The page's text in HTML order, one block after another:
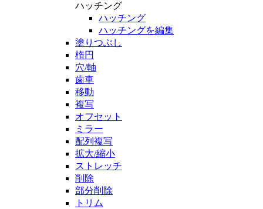
ハッチング
ハッチング
ハッチングを編集
塗りつぶし
楕円
穴/軸
歯車
移動
複写
オフセット
ミラー
配列複写
拡大/縮小
ストレッチ
削除
部分削除
トリム